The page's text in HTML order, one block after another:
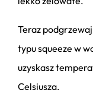
Teraz
typu squeeze w
uzyskasz
Celsjusza.